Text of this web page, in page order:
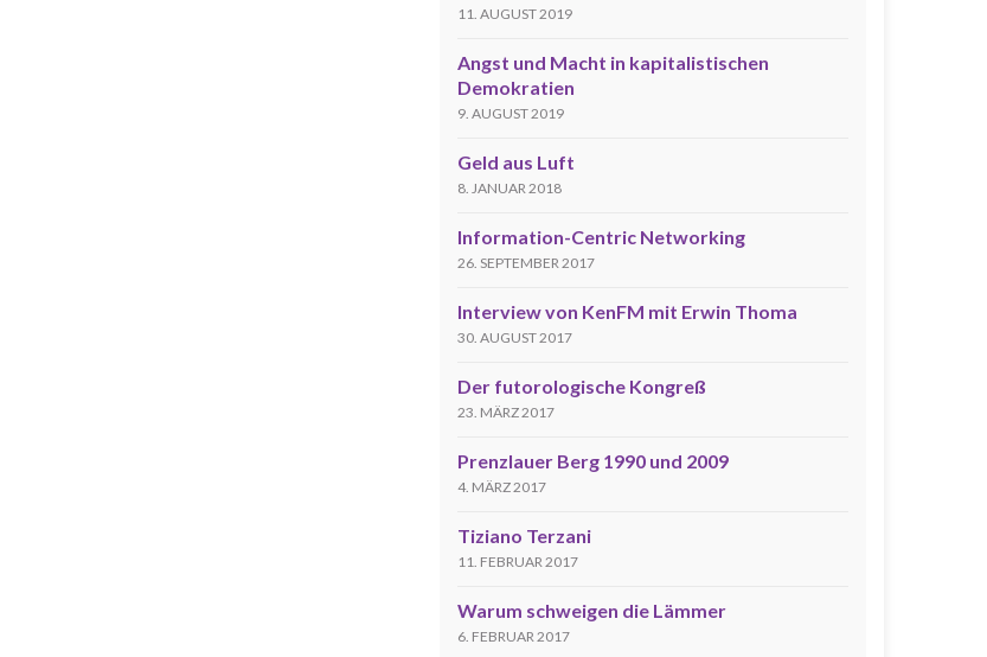
11. AUGUST 2019
Angst und Macht in kapitalistischen
Demokratien
9. AUGUST 2019
Geld aus Luft
8. JANUAR 2018
Information-Centric Networking
26. SEPTEMBER 2017
Interview von KenFM mit Erwin Thoma
30. AUGUST 2017
Der futorologische Kongreß
23. MÄRZ 2017
Prenzlauer Berg 1990 und 2009
4. MÄRZ 2017
Tiziano Terzani
11. FEBRUAR 2017
Warum schweigen die Lämmer
6. FEBRUAR 2017